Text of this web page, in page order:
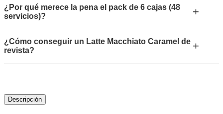
¿Por qué merece la pena el pack de 6 cajas (48
servicios)?
+
¿Cómo conseguir un Latte Macchiato Caramel de
revista?
+
Descripción